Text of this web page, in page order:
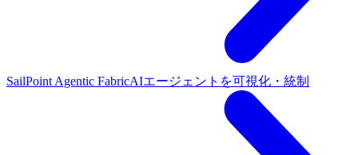
SailPoint Agentic FabricAIエージェントを可視化・統制